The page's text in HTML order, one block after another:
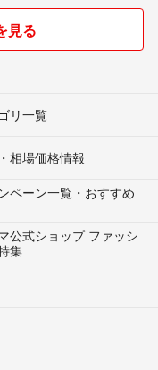
見る
リ一覧
相場価格情報
ペーン一覧・おすすめ
公式ショップ ファッシ
集